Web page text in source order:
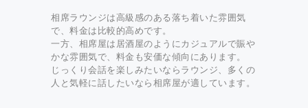
相席ラウンジは高級感のある落ち着いた雰囲気
で、料金は比較的高めです。
一方、相席屋は居酒屋のようにカジュアルで賑や
かな雰囲気で、料金も安価な傾向にあります。
じっくり会話を楽しみたいならラウンジ、多くの
人と気軽に話したいなら相席屋が適しています。